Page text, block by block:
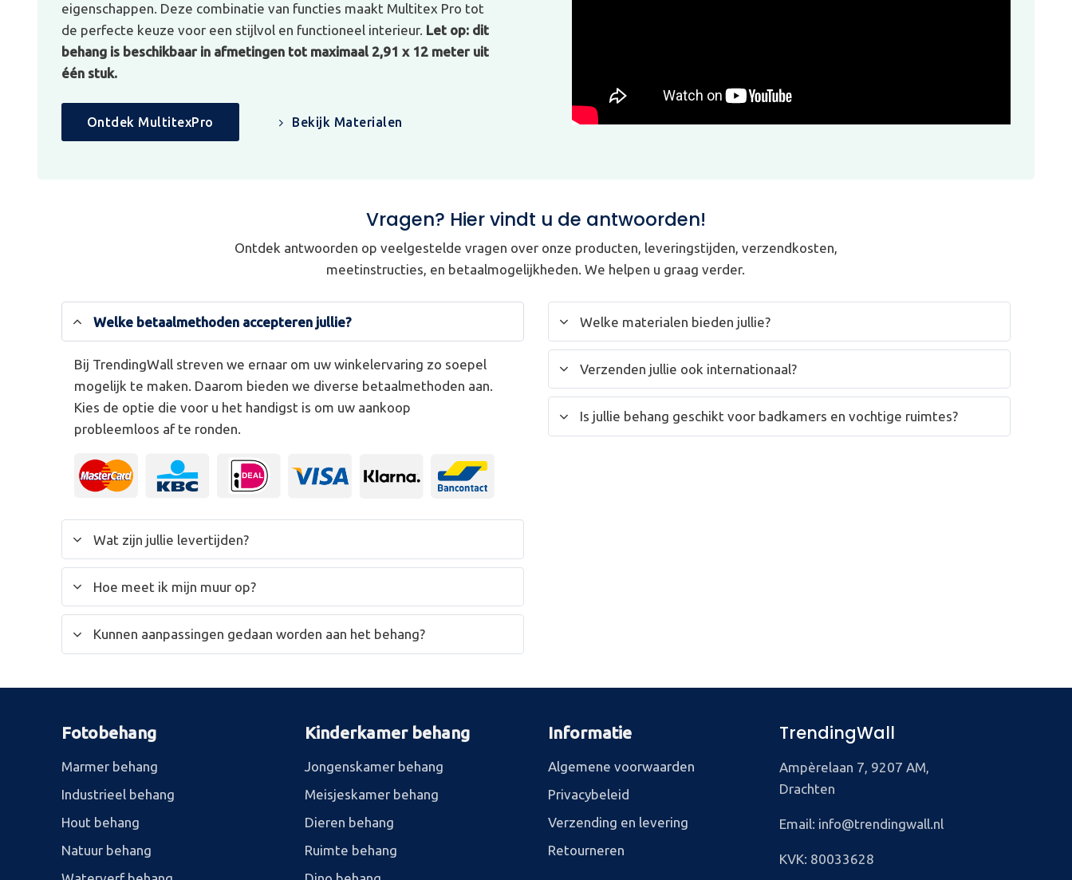
eigenschappen. Deze combinatie van functies maakt Multitex Pro tot
de perfecte keuze voor een stijlvol en functioneel interieur. Let op: dit
behang is beschikbaar in afmetingen tot maximaal 2,91 x 12 meter uit
één stuk.
Ontdek MultitexPro Bekijk Materialen
Vragen? Hier vindt u de antwoorden!
Ontdek antwoorden op veelgestelde vragen over onze producten, leveringstijden, verzendkosten,
meetinstructies, en betaalmogelijkheden. We helpen u graag verder.
Welke betaalmethoden accepteren jullie?
Bij TrendingWall streven we ernaar om uw winkelervaring zo soepel
mogelijk te maken. Daarom bieden we diverse betaalmethoden aan.
Kies de optie die voor u het handigst is om uw aankoop
probleemloos af te ronden.
Wat zijn jullie levertijden?
Hoe meet ik mijn muur op?
Kunnen aanpassingen gedaan worden aan het behang?
Welke materialen bieden jullie?
Verzenden jullie ook internationaal?
Is jullie behang geschikt voor badkamers en vochtige ruimtes?
Fotobehang
Marmer behang
Industrieel behang
Hout behang
Natuur behang
Kinderkamer behang
Jongenskamer behang
Meisjeskamer behang
Dieren behang
Ruimte behang
Informatie
Algemene voorwaarden
Privacybeleid
Verzending en levering
Retourneren
TrendingWall
Ampèrelaan 7, 9207 AM,
Drachten
Email: info@trendingwall.nl
KVK: 80033628